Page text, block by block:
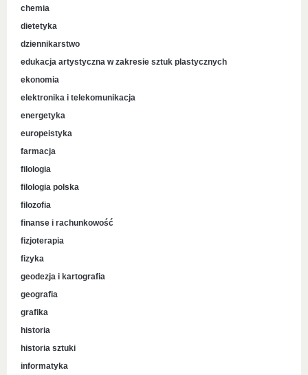
chemia
dietetyka
dziennikarstwo
edukacja artystyczna w zakresie sztuk plastycznych
ekonomia
elektronika i telekomunikacja
energetyka
europeistyka
farmacja
filologia
filologia polska
filozofia
finanse i rachunkowość
fizjoterapia
fizyka
geodezja i kartografia
geografia
grafika
historia
historia sztuki
informatyka